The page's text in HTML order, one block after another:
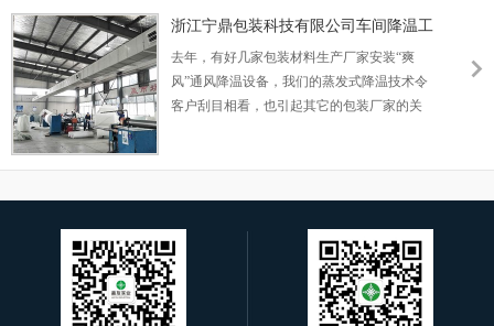
堡对开八色高速全自动印刷生产线(含在线分
切)为浙江省唯一一家。公司日承印能力达2500
万对开印张。
浙江宁鼎包装科技有限公司车间降温工
程
去年，有好几家包装材料生产厂家安装“爽
风”通风降温设备，我们的蒸发式降温技术令
客户刮目相看，也引起其它的包装厂家的关
冲包装、大中小泡气垫膜、气泡铝膜、涂塑铝
膜、淋膜复合材料、彩印休闲旅游垫、爬爬
垫、气柱袋等各类包装材料。